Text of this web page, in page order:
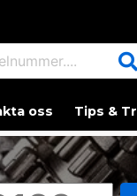
oss Tips &